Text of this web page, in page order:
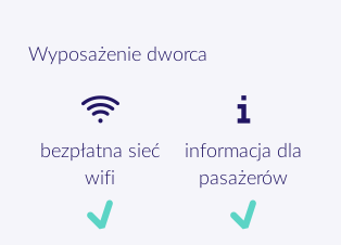
Wyposażenie dworca
bezpłatna sieć
wifi
informacja dla
pasażerów